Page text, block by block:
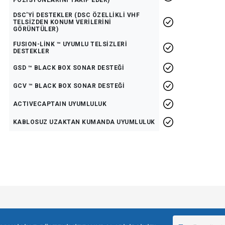
DSC'Yİ DESTEKLER (DSC ÖZELLİKLİ VHF
TELSİZDEN KONUM VERİLERİNİ
GÖRÜNTÜLER)
FUSION-LİNK ™ UYUMLU TELSİZLERİ
DESTEKLER
GSD ™ BLACK BOX SONAR DESTEĞİ
GCV ™ BLACK BOX SONAR DESTEĞİ
ACTIVECAPTAIN UYUMLULUK
KABLOSUZ UZAKTAN KUMANDA UYUMLULUK